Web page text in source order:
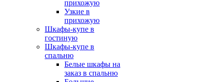
прихожую
Узкие в
прихожую
Шкафы-купе в
гостиную
Шкафы-купе в
спальню
Белые шкафы на
заказ в спальню